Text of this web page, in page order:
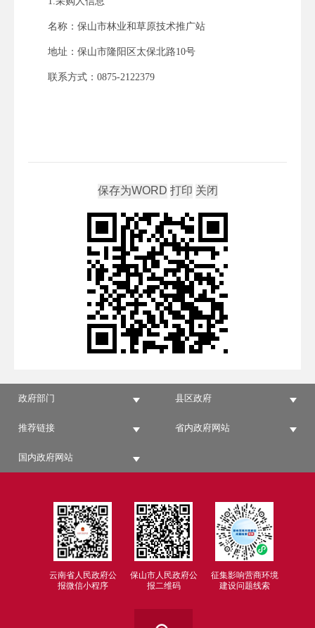
名称： 保山市林业和草原技术推广站
地址：保山市隆阳区 太保北路10号
联系方式：0875-2122379
政府部门 县区政府
推荐链接 省内政府网站
国内政府网站
云南省人民政府公
报微信小程序
保山市人民政府公
报二维码
征集影响营商环境
建设问题线索